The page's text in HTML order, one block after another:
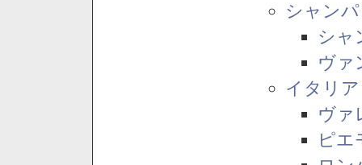
シャン
シャ
ヴァ
イタリア
ヴァ
ピエ